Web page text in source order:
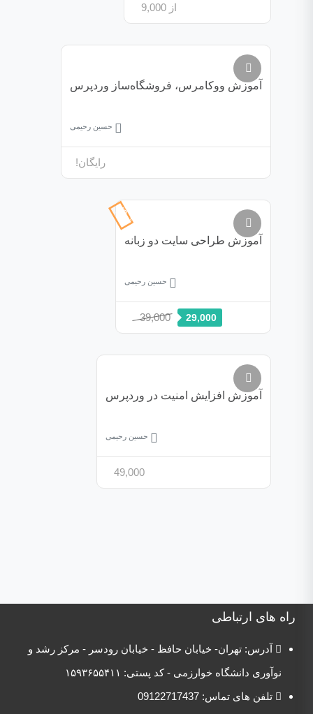
از 9,000
آموزش ووکامرس، فروشگاه‌ساز وردپرس
حسین رحیمی
رایگان!
26%تخفیف
آموزش طراحی سایت دو زبانه
حسین رحیمی
39,000 29,000
آموزش افزایش امنیت در وردپرس
حسین رحیمی
49,000
راه های ارتباطی
آدرس: تهران- خیابان حافظ - خیابان رودسر - مرکز رشد و
نوآوری دانشگاه خوارزمی - کد پستی: ۱۵۹۳۶۵۵۴۱۱
تلفن های تماس: 09122717437